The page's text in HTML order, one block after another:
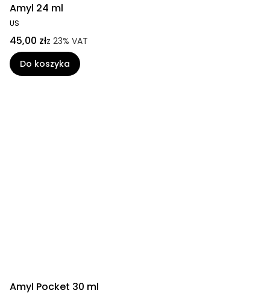
Amyl 24 ml
US
45,00 złz 23% VAT
Do koszyka
Amyl Pocket 30 ml